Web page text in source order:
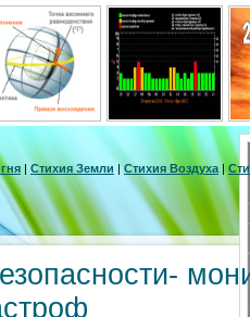
| Стихия Земли |Стихия Воздуха |